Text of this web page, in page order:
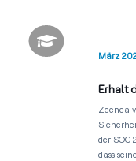
März
Erhalt
Zeenea
der SOC
dass
